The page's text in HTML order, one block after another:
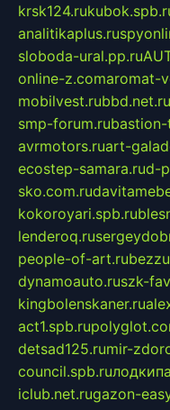
krsk124.ru
analitikaplus.ru
sloboda-ural.pp.ru
online-z.comaromat-
mobilvest.rubbd.net.ru
smp-forum.ru
avrmotors.ruart-
ecostep-samara.rud-
sko.com.ru
kokoroyari.spb.ru
lenderoq.ru
people-of-art.ru
dynamoauto.ruszk-
kingbolenskaner.ru
act1.spb.ru
detsad125.rumir-
council.spb.ru
iclub.net.rugazon-